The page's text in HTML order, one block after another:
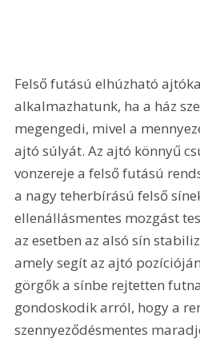
Felső futású elhúzható
alkalmazhatunk, ha a ház
megengedi, mivel a
ajtó súlyát. Az ajtó könnyű
vonzereje a felső futású
a nagy teherbírású felső
ellenállásmentes mozgást
az esetben az alsó sín
amely segít az ajtó
görgők a sínbe rejtetten
gondoskodik arról, hogy a
szennyeződésmentes